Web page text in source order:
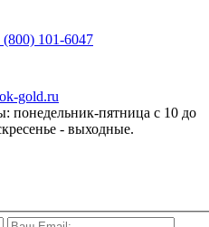
(800) 101-6047
gold.ru
понедельник-пятница с 10 до
- выходные.